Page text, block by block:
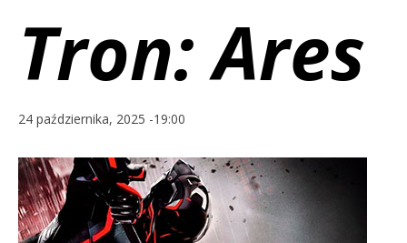
Tron: Ares
24 października, 2025 -19:00